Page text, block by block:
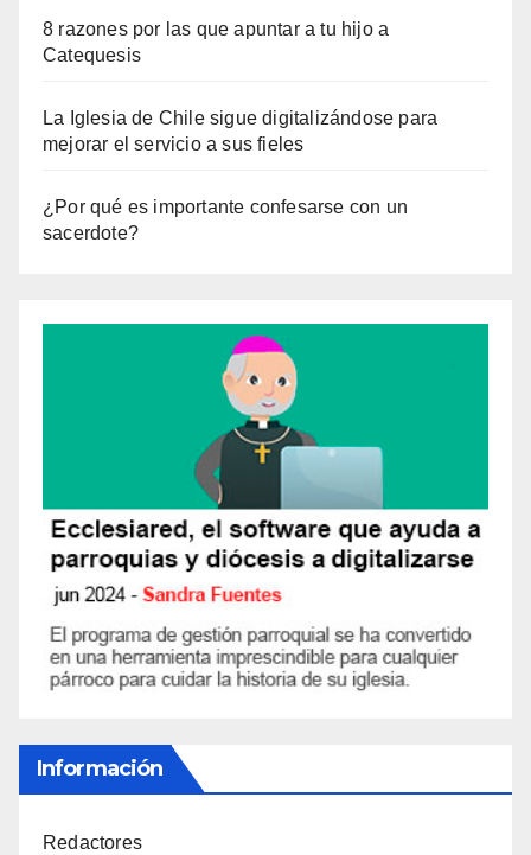
8 razones por las que apuntar a tu hijo a
Catequesis
La Iglesia de Chile sigue digitalizándose para
mejorar el servicio a sus fieles
¿Por qué es importante confesarse con un
sacerdote?
Información
Redactores